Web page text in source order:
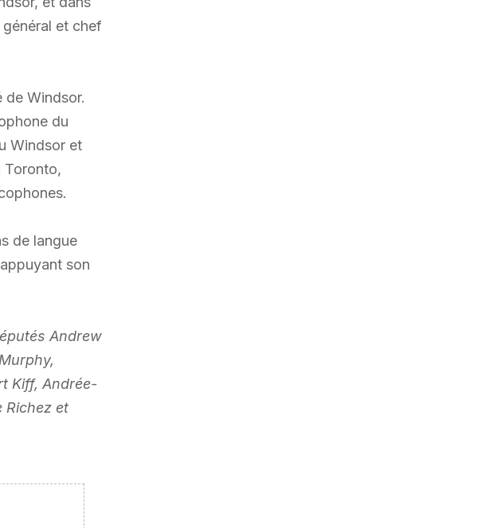
et chef
de Windsor.
du
Windsor et
Toronto,
de langue
son
Andrew
Kiff, Andrée-
Richez et